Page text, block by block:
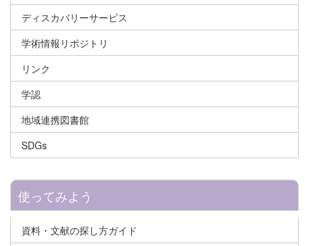
ディスカバリーサービス
学術情報リポジトリ
リンク
学認
地域連携図書館
SDGs
使ってみよう
資料・文献の探し方ガイド